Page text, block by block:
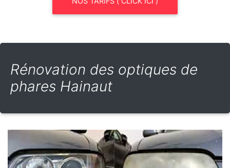
Rénovation des optiques de
phares Hainaut